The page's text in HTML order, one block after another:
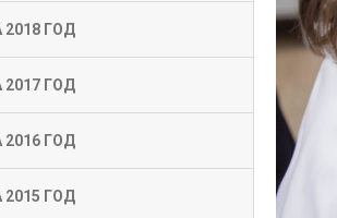
2018 ГОД
2017 ГОД
2016 ГОД
2015 ГОД